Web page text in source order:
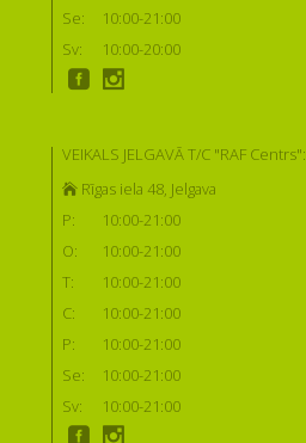
Se:
10:00-21:00
Sv:
10:00-20:00
VEIKALS JELGAVĀ T/C "RAF Centrs":
Rīgas iela 48, Jelgava
P:
10:00-21:00
O:
10:00-21:00
T:
10:00-21:00
C:
10:00-21:00
P:
10:00-21:00
Se:
10:00-21:00
Sv:
10:00-21:00